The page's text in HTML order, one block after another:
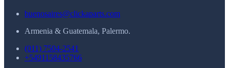
buenosaires@clickaparts.com
Armenia & Guatemala, Palermo.
(011) 7504-2541
+5491158435766